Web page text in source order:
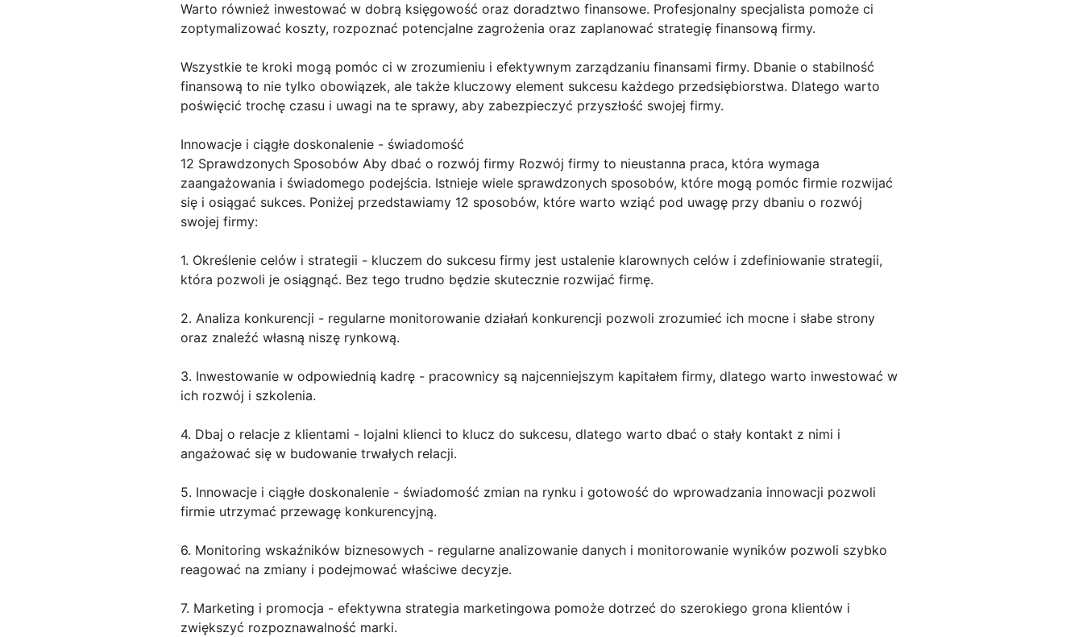
Warto również inwestować w dobrą księgowość oraz doradztwo finansowe. Profesjonalny specjalista pomoże ci
zoptymalizować koszty, rozpoznać potencjalne zagrożenia oraz zaplanować strategię finansową firmy.
Wszystkie te kroki mogą pomóc ci w zrozumieniu i efektywnym zarządzaniu finansami firmy. Dbanie o stabilność
finansową to nie tylko obowiązek, ale także kluczowy element sukcesu każdego przedsiębiorstwa. Dlatego warto
poświęcić trochę czasu i uwagi na te sprawy, aby zabezpieczyć przyszłość swojej firmy.
Innowacje i ciągłe doskonalenie - świadomość
12 Sprawdzonych Sposobów Aby dbać o rozwój firmy Rozwój firmy to nieustanna praca, która wymaga
zaangażowania i świadomego podejścia. Istnieje wiele sprawdzonych sposobów, które mogą pomóc firmie rozwijać
się i osiągać sukces. Poniżej przedstawiamy 12 sposobów, które warto wziąć pod uwagę przy dbaniu o rozwój
swojej firmy:
1. Określenie celów i strategii - kluczem do sukcesu firmy jest ustalenie klarownych celów i zdefiniowanie strategii,
która pozwoli je osiągnąć. Bez tego trudno będzie skutecznie rozwijać firmę.
2. Analiza konkurencji - regularne monitorowanie działań konkurencji pozwoli zrozumieć ich mocne i słabe strony
oraz znaleźć własną niszę rynkową.
3. Inwestowanie w odpowiednią kadrę - pracownicy są najcenniejszym kapitałem firmy, dlatego warto inwestować w
ich rozwój i szkolenia.
4. Dbaj o relacje z klientami - lojalni klienci to klucz do sukcesu, dlatego warto dbać o stały kontakt z nimi i
angażować się w budowanie trwałych relacji.
5. Innowacje i ciągłe doskonalenie - świadomość zmian na rynku i gotowość do wprowadzania innowacji pozwoli
firmie utrzymać przewagę konkurencyjną.
6. Monitoring wskaźników biznesowych - regularne analizowanie danych i monitorowanie wyników pozwoli szybko
reagować na zmiany i podejmować właściwe decyzje.
7. Marketing i promocja - efektywna strategia marketingowa pomoże dotrzeć do szerokiego grona klientów i
zwiększyć rozpoznawalność marki.